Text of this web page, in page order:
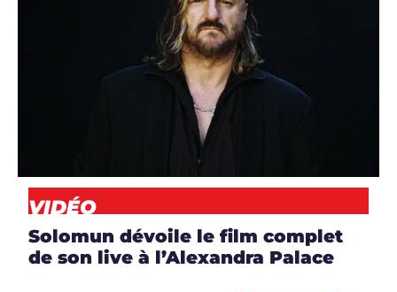
ARTICLES,ARTISTES
DJS,NEWS
VIDÉO
VIDÉO
Solomun dévoile le film complet
de son live à l’Alexandra Palace